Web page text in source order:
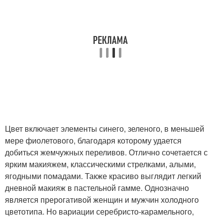
Цвет включает элементы синего, зеленого, в меньшей
мере фиолетового, благодаря которому удается
добиться жемчужных переливов. Отлично сочетается с
ярким макияжем, классическими стрелками, алыми,
ягодными помадами. Также красиво выглядит легкий
дневной макияж в пастельной гамме. Однозначно
является прерогативой женщин и мужчин холодного
цветотипа. Но вариации серебристо-карамельного,